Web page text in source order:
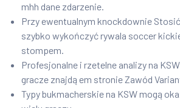
mhh dane zdarzenie.
Przy ewentualnym knockdownie
szybko wykończyć rywala soccer
stompem.
Profesjonalne i rzetelne analizy na
gracze znajdą em stronie Zawód
Typy bukmacherskie na KSW mogą